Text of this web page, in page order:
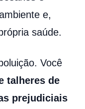
e,
saúde.
Você
talheres de
prejudiciais